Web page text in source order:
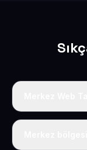
Tek fiyat